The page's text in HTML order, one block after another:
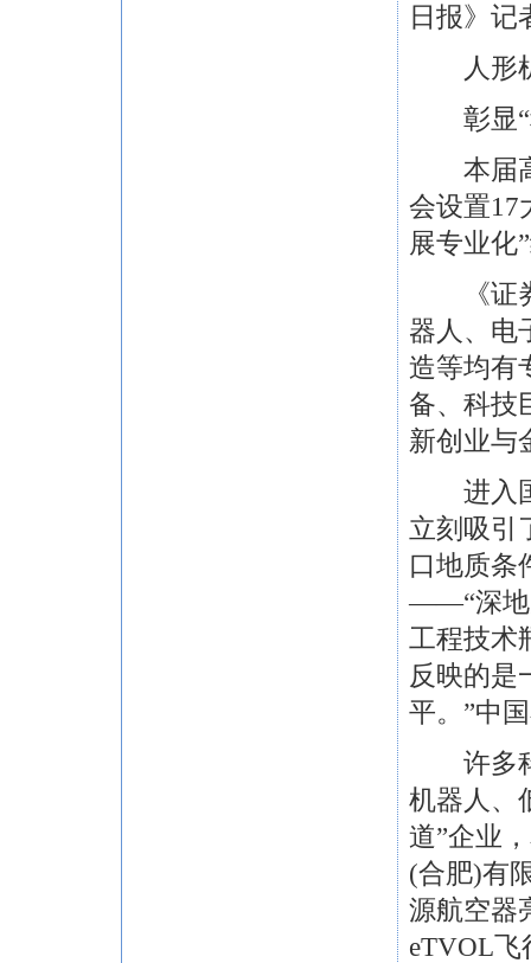
日报》记
人形机
彰显“
本届高
会设置17
展专业化
《证券
器人、电
造等均有
备、科技
新创业与
进入国
立刻吸引
口地质条
——“深地
工程技术
反映的是
平。”中
许多科
机器人、
道”企业
(合肥)有
源航空器
eTVOL飞